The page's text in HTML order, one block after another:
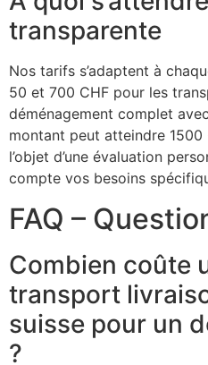
transparente
Nos tarifs s’adaptent à
50 et 700 CHF pour les
déménagement complet
montant peut atteindre 1500
l’objet d’une évaluation
compte vos besoins
FAQ –
Combien coûte
transport
suisse pour un
?